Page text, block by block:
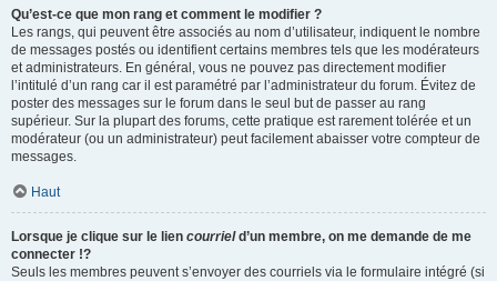
Qu’est-ce que mon rang et comment le modifier ?
Les rangs, qui peuvent être associés au nom d’utilisateur, indiquent le nombre
de messages postés ou identifient certains membres tels que les modérateurs
et administrateurs. En général, vous ne pouvez pas directement modifier
l’intitulé d’un rang car il est paramétré par l’administrateur du forum. Évitez de
poster des messages sur le forum dans le seul but de passer au rang
supérieur. Sur la plupart des forums, cette pratique est rarement tolérée et un
modérateur (ou un administrateur) peut facilement abaisser votre compteur de
messages.
Haut
Lorsque je clique sur le lien courrield’un membre, on me demande de me
connecter !?
Seuls les membres peuvent s’envoyer des courriels via le formulaire intégré (si